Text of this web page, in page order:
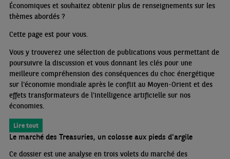
Économiques et souhaitez obtenir plus de renseignements sur les
thèmes abordés?
Cette page est pour vous.
Vous y trouverez une sélection de publications vous permettant de
poursuivre la discussion et vous donnant les clés pour une
meilleure compréhension des conséquences du choc énergétique
sur l'économie mondiale après le conflit au Moyen-Orient et des
effets transformateurs de l'intelligence artificielle sur nos
économies.
Lire tout
Le marché des Treasuries, un colosse aux pieds d'argile
Ce dossier est une analyse en trois volets du marché des